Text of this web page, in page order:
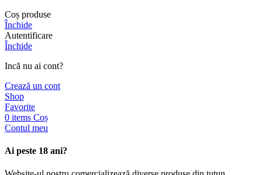
Coș produse
Închide
Autentificare
Închide
Incă nu ai cont?
Crează un cont
Shop
Favorite
0 items Coș
Contul meu
Ai peste 18 ani?